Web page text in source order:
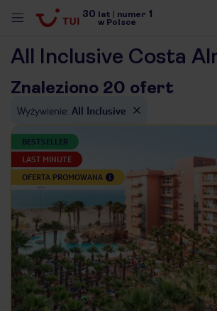
30 lat numer 1
w Polsce
All Inclusive Costa
Znaleziono 20 ofert
Wyżywienie: All Inclusive
BESTSELLER
LAST MINUTE
OFERTA PROMOWANA